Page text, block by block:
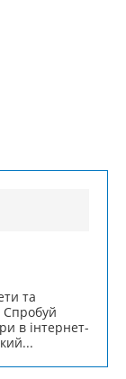
та
Спробуй
в інтернет-